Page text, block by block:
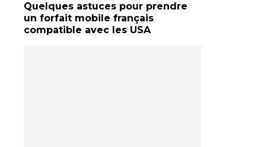
Quelques astuces pour prendre
un forfait mobile français
compatible avec les USA